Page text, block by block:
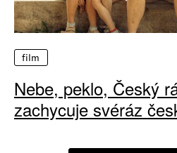
film
Nebe, peklo, Český
zachycuje svéráz